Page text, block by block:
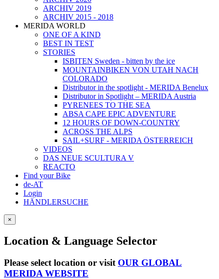
ARCHIV 2019
ARCHIV 2015 - 2018
MERIDA WORLD
ONE OF A KIND
BEST IN TEST
STORIES
ISBITEN Sweden - bitten by the ice
MOUNTAINBIKEN VON UTAH NACH
COLORADO
Distributor in the spotlight - MERIDA Benelux
Distributor in Spotlight – MERIDA Austria
PYRENEES TO THE SEA
ABSA CAPE EPIC ADVENTURE
12 HOURS OF DOWN-COUNTRY
ACROSS THE ALPS
SAIL+SURF - MERIDA ÖSTERREICH
VIDEOS
DAS NEUE SCULTURA V
REACTO
Find your Bike
de-AT
Login
HÄNDLERSUCHE
×
Location & Language Selector
Please select location or visit OUR GLOBAL
MERIDA WEBSITE